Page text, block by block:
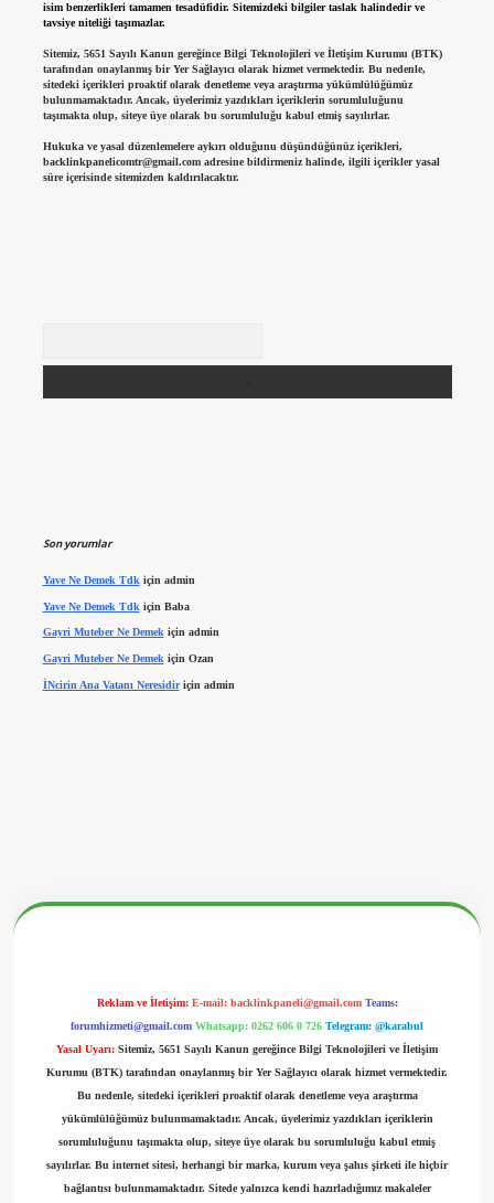
isim benzerlikleri tamamen tesadüfidir. Sitemizdeki bilgiler taslak halindedir ve
tavsiye niteliği taşımazlar.
Sitemiz, 5651 Sayılı Kanun gereğince Bilgi Teknolojileri ve İletişim Kurumu (BTK)
tarafından onaylanmış bir Yer Sağlayıcı olarak hizmet vermektedir. Bu nedenle,
sitedeki içerikleri proaktif olarak denetleme veya araştırma yükümlülüğümüz
bulunmamaktadır. Ancak, üyelerimiz yazdıkları içeriklerin sorumluluğunu
taşımakta olup, siteye üye olarak bu sorumluluğu kabul etmiş sayılırlar.
Hukuka ve yasal düzenlemelere aykırı olduğunu düşündüğünüz içerikleri,
backlinkpanelicomtr@gmail.comadresine bildirmeniz halinde, ilgili içerikler yasal
süre içerisinde sitemizden kaldırılacaktır.
Son yorumlar
Yave Ne Demek Tdk için admin
Yave Ne Demek Tdk için Baba
Gayri Muteber Ne Demekiçin admin
Gayri Muteber Ne Demek için Ozan
İNcirin Ana Vatanı Neresidiriçin admin
Reklam ve İletişim: E-mail: backlinkpaneli@gmail.com Teams:
forumhizmeti@gmail.com Whatsapp: 0262 606 0 726 Telegram: @karabul
Yasal Uyarı: Sitemiz, 5651 Sayılı Kanun gereğince Bilgi Teknolojileri ve İletişim
Kurumu (BTK) tarafından onaylanmış bir Yer Sağlayıcı olarak hizmet vermektedir.
Bu nedenle, sitedeki içerikleri proaktif olarak denetleme veya araştırma
yükümlülüğümüz bulunmamaktadır. Ancak, üyelerimiz yazdıkları içeriklerin
sorumluluğunu taşımakta olup, siteye üye olarak bu sorumluluğu kabul etmiş
sayılırlar. Bu internet sitesi, herhangi bir marka, kurum veya şahıs şirketi ile hiçbir
bağlantısı bulunmamaktadır. Sitede yalnızca kendi hazırladığımız makaleler